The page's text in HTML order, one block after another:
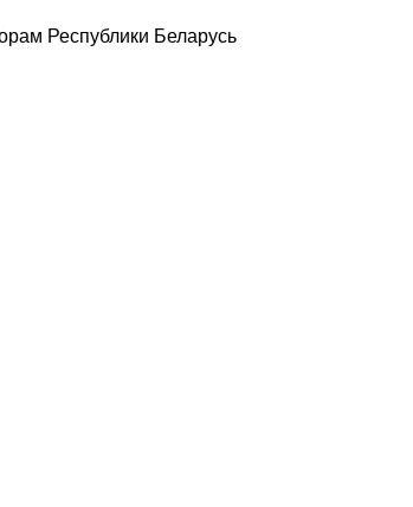
Республики Беларусь